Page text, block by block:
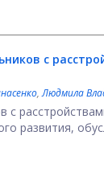
с
,Людмила
развития,